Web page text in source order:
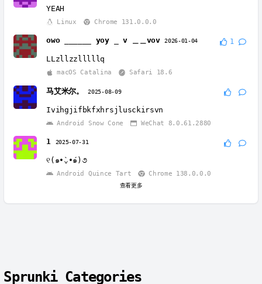
YEAH
Linux Chrome 131.0.0.0
owo ______ yoy _ v ＿＿vov2026-01-04 1
LLzllzzlllllq
macOS Catalina Safari 18.6
马艾米尔。 2025-08-09
Ivihgjifbkfxhrsjlusckirsvn
Android Snow Cone WeChat 8.0.61.2880
1 2025-07-31
୧(๑•̀⌄•́๑)૭
Android Quince Tart Chrome 138.0.0.0
查看更多
Sprunki Categories